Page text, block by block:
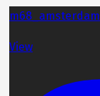
m68_amsterdam
View